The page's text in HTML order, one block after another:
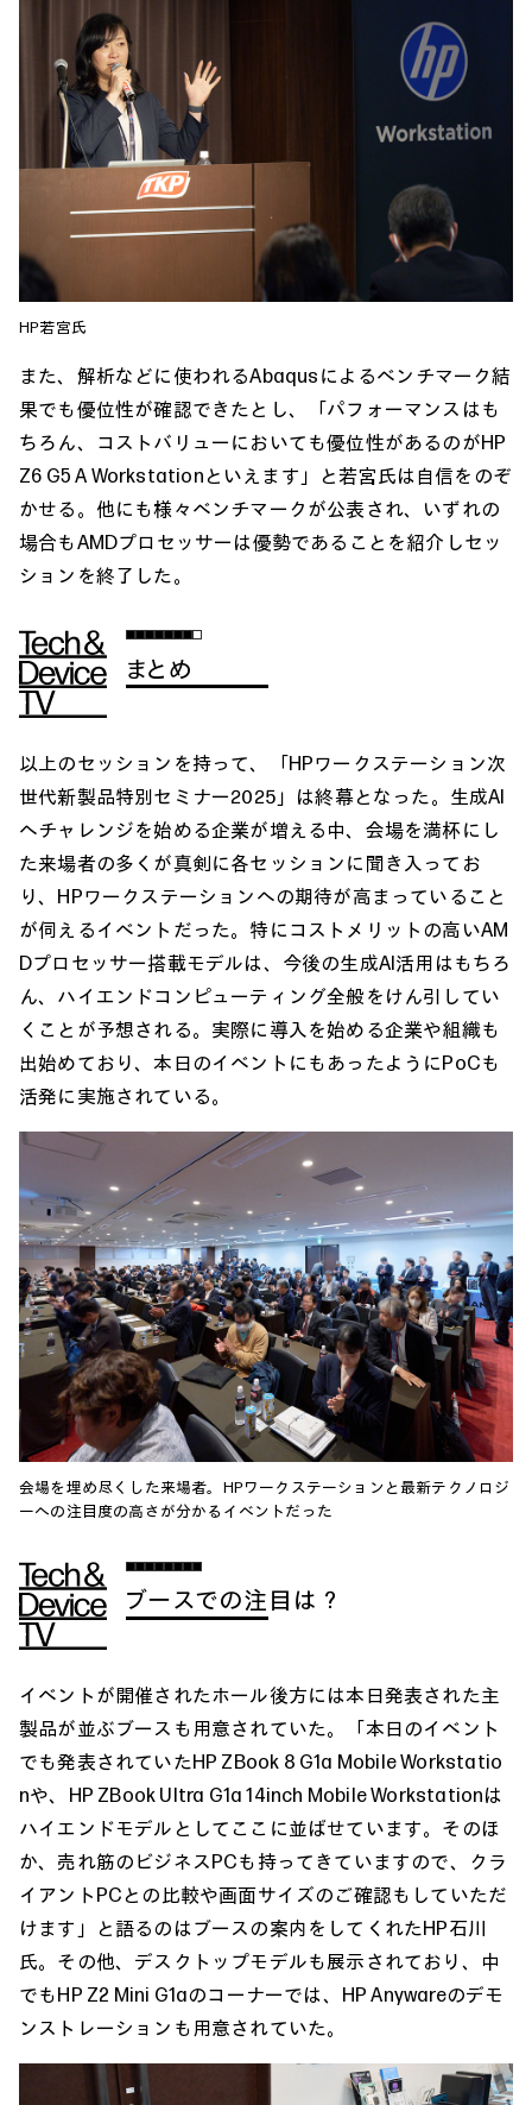
HP若宮氏
また、解析などに使われるAbaqusによるベンチマーク結
果でも優位性が確認できたとし、「パフォーマンスはも
ちろん、コストバリューにおいても優位性があるのがHP
Z6 G5 A Workstationといえます」と若宮氏は自信をのぞ
かせる。他にも様々ベンチマークが公表され、いずれの
場合もAMDプロセッサーは優勢であることを紹介しセッ
ションを終了した。
まとめ
以上のセッションを持って、「HPワークステーション次
世代新製品特別セミナー2025」は終幕となった。生成AI
へチャレンジを始める企業が増える中、会場を満杯にし
た来場者の多くが真剣に各セッションに聞き入ってお
り、HPワークステーションへの期待が高まっていること
が伺えるイベントだった。特にコストメリットの高いAM
Dプロセッサー搭載モデルは、今後の生成AI活用はもちろ
ん、ハイエンドコンピューティング全般をけん引してい
くことが予想される。実際に導入を始める企業や組織も
出始めており、本日のイベントにもあったようにPoCも
活発に実施されている。
会場を埋め尽くした来場者。HPワークステーションと最新テクノロジ
ーへの注目度の高さが分かるイベントだった
ブースでの注目は？
イベントが開催されたホール後方には本日発表された主
製品が並ぶブースも用意されていた。「本日のイベント
でも発表されていたHP ZBook 8 G1a Mobile Workstatio
nや、HP ZBook Ultra G1a 14inch Mobile Workstationは
ハイエンドモデルとしてここに並ばせています。そのほ
か、売れ筋のビジネスPCも持ってきていますので、クラ
イアントPCとの比較や画面サイズのご確認もしていただ
けます」と語るのはブースの案内をしてくれたHP石川
氏。その他、デスクトップモデルも展示されており、中
でもHP Z2 Mini G1aのコーナーでは、HP Anywareのデモ
ンストレーションも用意されていた。